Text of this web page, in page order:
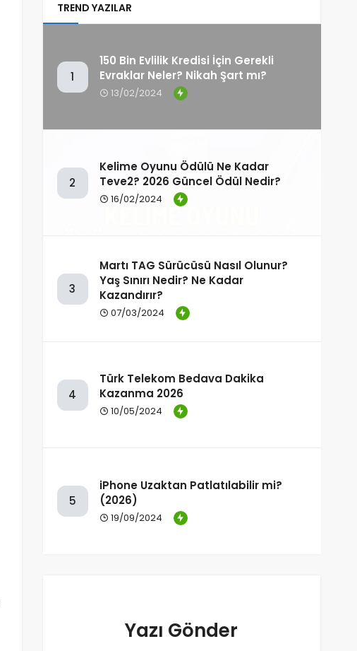
TREND YAZILAR
1
150 Bin Evlilik Kredisi İçin Gerekli
Evraklar Neler? Nikah Şart mı?
13/02/2024
2
Kelime Oyunu Ödülü Ne Kadar
Teve2? 2026 Güncel Ödül Nedir?
16/02/2024
3
Martı TAG Sürücüsü Nasıl Olunur?
Yaş Sınırı Nedir? Ne Kadar
Kazandırır?
07/03/2024
4
Türk Telekom Bedava Dakika
Kazanma 2026
10/05/2024
5
iPhone Uzaktan Patlatılabilir mi?
(2026)
19/09/2024
Yazı Gönder